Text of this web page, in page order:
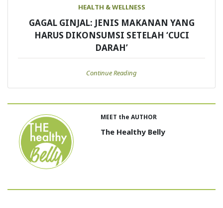
HEALTH & WELLNESS
GAGAL GINJAL: JENIS MAKANAN YANG
HARUS DIKONSUMSI SETELAH ‘CUCI
DARAH’
Continue Reading
MEET the AUTHOR
The Healthy Belly